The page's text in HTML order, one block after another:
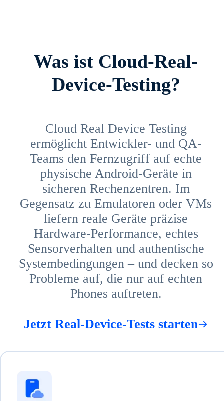
Was ist Cloud-Real-
Device-Testing?
Cloud Real Device Testing
ermöglicht Entwickler- und QA-
Teams den Fernzugriff auf echte
physische Android-Geräte in
sicheren Rechenzentren. Im
Gegensatz zu Emulatoren oder VMs
liefern reale Geräte präzise
Hardware-Performance, echtes
Sensorverhalten und authentische
Systembedingungen – und decken so
Probleme auf, die nur auf echten
Phones auftreten.
Jetzt Real-Device-Tests starten